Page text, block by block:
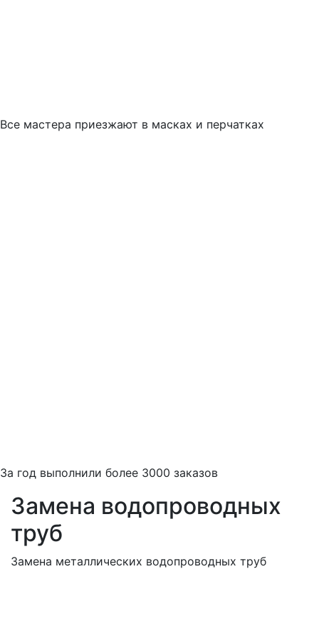
Все мастера приезжают в масках и перчатках
За год выполнили более 3000 заказов
Замена водопроводных
труб
Замена металлических водопроводных труб